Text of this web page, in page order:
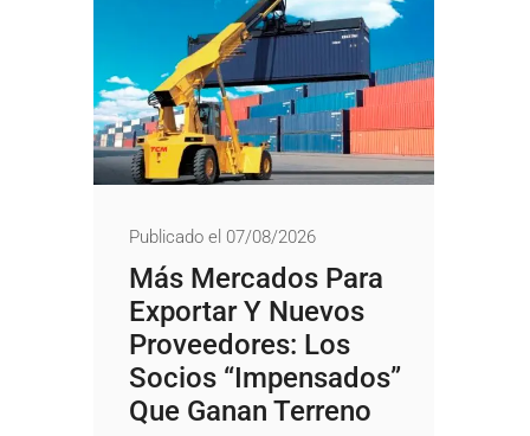
Publicado el 07/08/2026
Más Mercados Para
Exportar Y Nuevos
Proveedores: Los
Socios “impensados”
Que Ganan Terreno